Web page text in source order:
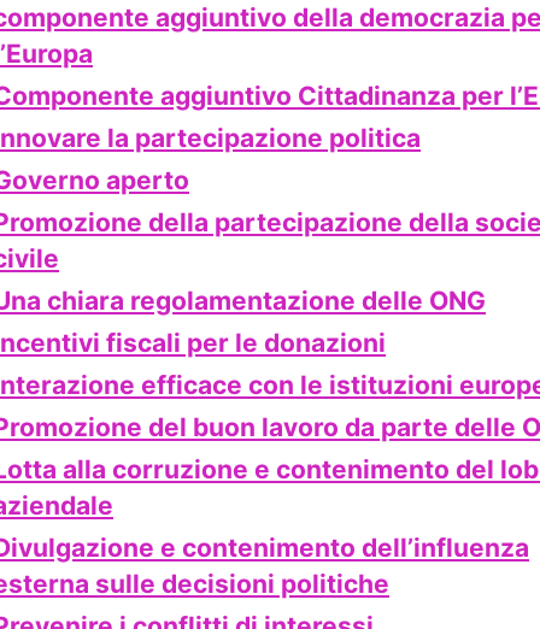
aggiuntivo della democrazia
aggiuntivo Cittadinanza per
la partecipazione politica
aperto
della partecipazione della
chiara regolamentazione delle ONG
fiscali per le donazioni
efficace con le istituzioni
del buon lavoro da parte delle
alla corruzione e contenimento del
e contenimento dell’influenza
sulle decisioni politiche